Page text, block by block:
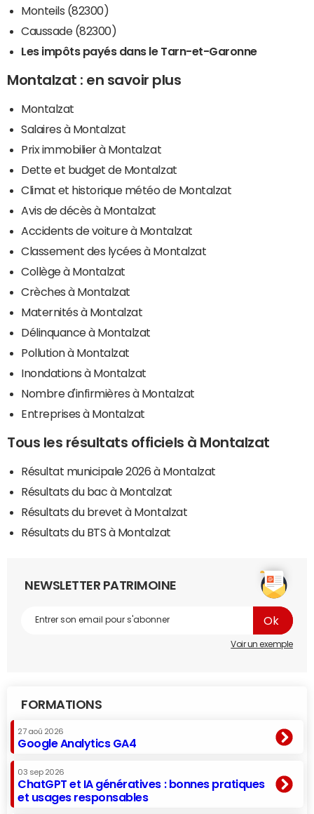
Monteils (82300)
Caussade (82300)
Les impôts payés dans le Tarn-et-Garonne
Montalzat : en savoir plus
Montalzat
Salaires à Montalzat
Prix immobilier à Montalzat
Dette et budget de Montalzat
Climat et historique météo de Montalzat
Avis de décès à Montalzat
Accidents de voiture à Montalzat
Classement des lycées à Montalzat
Collège à Montalzat
Crèches à Montalzat
Maternités à Montalzat
Délinquance à Montalzat
Pollution à Montalzat
Inondations à Montalzat
Nombre d'infirmières à Montalzat
Entreprises à Montalzat
Tous les résultats officiels à Montalzat
Résultat municipale 2026 à Montalzat
Résultats du bac à Montalzat
Résultats du brevet à Montalzat
Résultats du BTS à Montalzat
NEWSLETTER PATRIMOINE
Voir un exemple
FORMATIONS
27 aoû 2026
Google Analytics GA4
03 sep 2026
ChatGPT et IA génératives : bonnes pratiques
et usages responsables